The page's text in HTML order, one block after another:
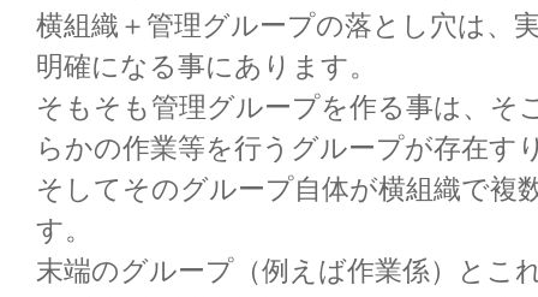
横組織＋管理グループの落とし穴は、
明確になる事にあります。
そもそも管理グループを作る事は、そ
らかの作業等を行うグループが存在す
そしてそのグループ自体が横組織で複
す。
末端のグループ（例えば作業係）とこ